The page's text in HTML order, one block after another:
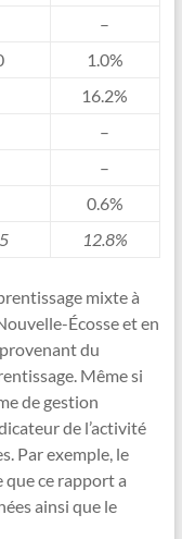
–
1.0%
16.2%
–
–
0.6%
12.8%
mixte à
Écosse et en
du
Même si
de gestion
de l’activité
Par exemple, le
que ce rapport a
ainsi que le